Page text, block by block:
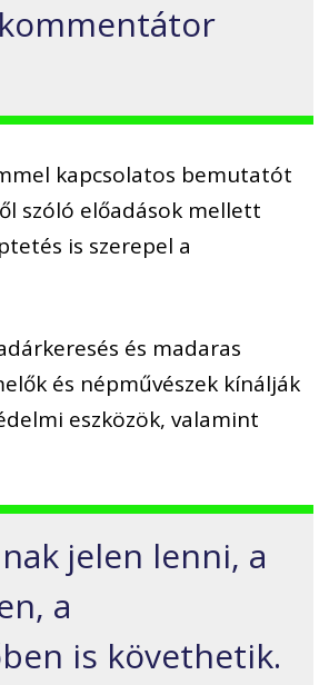
kapcsolatos bemutatót
szóló előadások mellett
is szerepel a
és madaras
és népművészek kínálják
eszközök, valamint
jelen lenni, a
a
is követhetik.